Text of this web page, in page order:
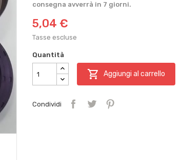
consegna avverrà in 7 giorni.
5,04 €
Tasse escluse
Quantità
 Aggiungi al carrello
Condividi